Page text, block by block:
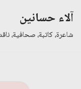
تخطى
آلاء حسانين
شاعرة، كاتبة، صحافية،